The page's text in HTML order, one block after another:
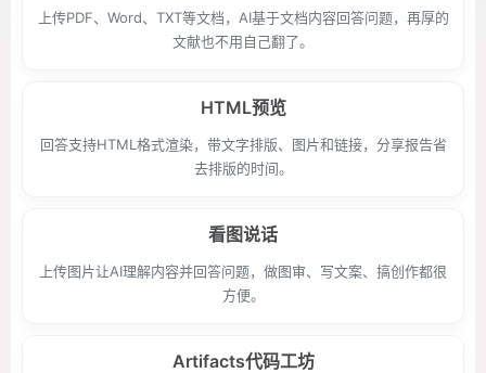
上传PDF、Word、TXT等文档，AI基于文档内容回答问题，再厚的
文献也不用自己翻了。
HTML预览
回答支持HTML格式渲染，带文字排版、图片和链接，分享报告省
去排版的时间。
看图说话
上传图片让AI理解内容并回答问题，做图审、写文案、搞创作都很
方便。
Artifacts代码工坊